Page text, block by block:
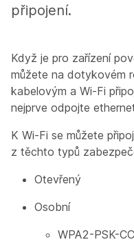
připojení.
Když je pro zařízení
můžete na dotykovém
kabelovým a Wi-Fi
nejprve odpojte
K Wi-Fi se můžete
z těchto typů
Otevřený
Osobní
WPA2-PSK-